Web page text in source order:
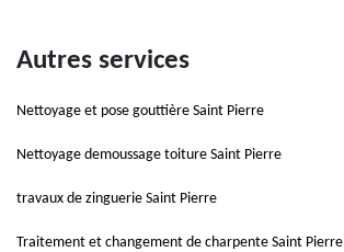
Autres services
Nettoyage et pose gouttière Saint Pierre
Nettoyage demoussage toiture Saint Pierre
travaux de zinguerie Saint Pierre
Traitement et changement de charpente Saint Pierre